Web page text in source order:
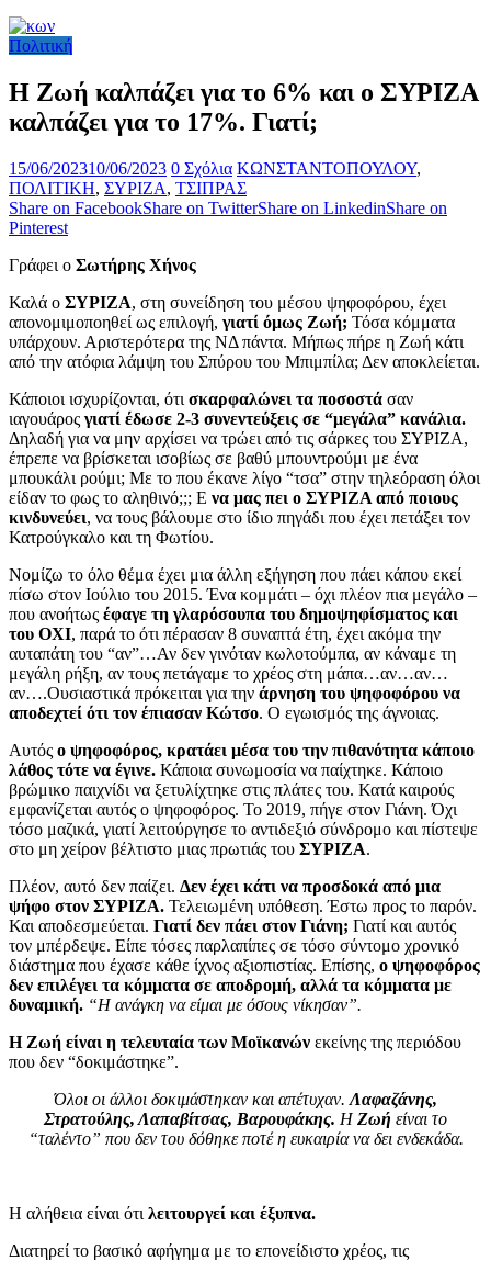
Πολιτική
Η Ζωή καλπάζει για το 6% και ο ΣΥΡΙΖΑ
καλπάζει για το 17%. Γιατί;
15/06/202310/06/2023 0 Σχόλια ΚΩΝΣΤΑΝΤΟΠΟΥΛΟΥ,
ΠΟΛΙΤΙΚΗ, ΣΥΡΙΖΑ, ΤΣΙΠΡΑΣ
Share on FacebookShare on TwitterShare on LinkedinShare on
Pinterest
Γράφει ο Σωτήρης Χήνος
Καλά ο ΣΥΡΙΖΑ, στη συνείδηση του μέσου ψηφοφόρου, έχει
απονομιμοποηθεί ως επιλογή, γιατί όμως Ζωή; Τόσα κόμματα
υπάρχουν. Αριστερότερα της ΝΔ πάντα. Μήπως πήρε η Ζωή κάτι
από την ατόφια λάμψη του Σπύρου του Μπιμπίλα; Δεν αποκλείεται.
Κάποιοι ισχυρίζονται, ότι σκαρφαλώνει τα ποσοστά σαν
ιαγουάρος γιατί έδωσε 2-3 συνεντεύξεις σε “μεγάλα” κανάλια.
Δηλαδή για να μην αρχίσει να τρώει από τις σάρκες του ΣΥΡΙΖΑ,
έπρεπε να βρίσκεται ισοβίως σε βαθύ μπουντρούμι με ένα
μπουκάλι ρούμι; Με το που έκανε λίγο “τσα” στην τηλεόραση όλοι
είδαν το φως το αληθινό;;; Ε να μας πει ο ΣΥΡΙΖΑ από ποιους
κινδυνεύει, να τους βάλουμε στο ίδιο πηγάδι που έχει πετάξει τον
Κατρούγκαλο και τη Φωτίου.
Νομίζω το όλο θέμα έχει μια άλλη εξήγηση που πάει κάπου εκεί
πίσω στον Ιούλιο του 2015. Ένα κομμάτι – όχι πλέον πια μεγάλο –
που ανοήτως έφαγε τη γλαρόσουπα του δημοψηφίσματος και
του ΟΧΙ, παρά το ότι πέρασαν 8 συναπτά έτη, έχει ακόμα την
αυταπάτη του “αν”…Αν δεν γινόταν κωλοτούμπα, αν κάναμε τη
μεγάλη ρήξη, αν τους πετάγαμε το χρέος στη μάπα…αν…αν…
αν….Ουσιαστικά πρόκειται για την άρνηση του ψηφοφόρου να
αποδεχτεί ότι τον έπιασαν Κώτσο. Ο εγωισμός της άγνοιας.
Αυτός ο ψηφοφόρος, κρατάει μέσα του την πιθανότητα κάποιο
λάθος τότε να έγινε. Κάποια συνωμοσία να παίχτηκε. Κάποιο
βρώμικο παιχνίδι να ξετυλίχτηκε στις πλάτες του. Κατά καιρούς
εμφανίζεται αυτός ο ψηφοφόρος. Το 2019, πήγε στον Γιάνη. Όχι
τόσο μαζικά, γιατί λειτούργησε το αντιδεξιό σύνδρομο και πίστεψε
στο μη χείρον βέλτιστο μιας πρωτιάς του ΣΥΡΙΖΑ.
Πλέον, αυτό δεν παίζει. Δεν έχει κάτι να προσδοκά από μια
ψήφο στον ΣΥΡΙΖΑ. Τελειωμένη υπόθεση. Έστω προς το παρόν.
Και αποδεσμεύεται. Γιατί δεν πάει στον Γιάνη; Γιατί και αυτός
τον μπέρδεψε. Είπε τόσες παρλαπίπες σε τόσο σύντομο χρονικό
διάστημα που έχασε κάθε ίχνος αξιοπιστίας. Επίσης, ο ψηφοφόρος
δεν επιλέγει τα κόμματα σε αποδρομή, αλλά τα κόμματα με
δυναμική. “Η ανάγκη να είμαι με όσους νίκησαν”.
Η Ζωή είναι η τελευταία των Μοϊκανών εκείνης της περιόδου
που δεν “δοκιμάστηκε”.
Όλοι οι άλλοι δοκιμάστηκαν και απέτυχαν. Λαφαζάνης,
Στρατούλης, Λαπαβίτσας, Βαρουφάκης. ΗΖωή είναι το
“ταλέντο” που δεν του δόθηκε ποτέ η ευκαιρία να δει ενδεκάδα.
Η αλήθεια είναι ότι λειτουργεί και έξυπνα.
Διατηρεί το βασικό αφήγημα με το επονείδιστο χρέος, τις